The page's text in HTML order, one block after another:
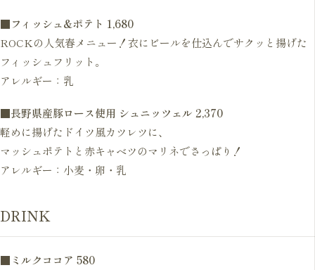
■フィッシュ&ポテト 1,680
ROCKの人気春メニュー！衣にビールを仕込んでサクッと揚げた
フィッシュフリット。
アレルギー：乳
■長野県産豚ロース使用 シュニッツェル 2,370
軽めに揚げたドイツ風カツレツに、
マッシュポテトと赤キャベツのマリネでさっぱり！
アレルギー：小麦・卵・乳
DRINK
■ ミルクココア 580